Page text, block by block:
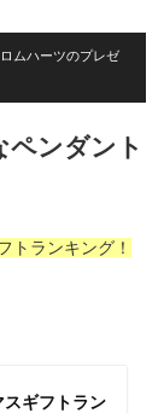
ムハーツのプレゼ
ペンダント
トランキング！
ギフトラン